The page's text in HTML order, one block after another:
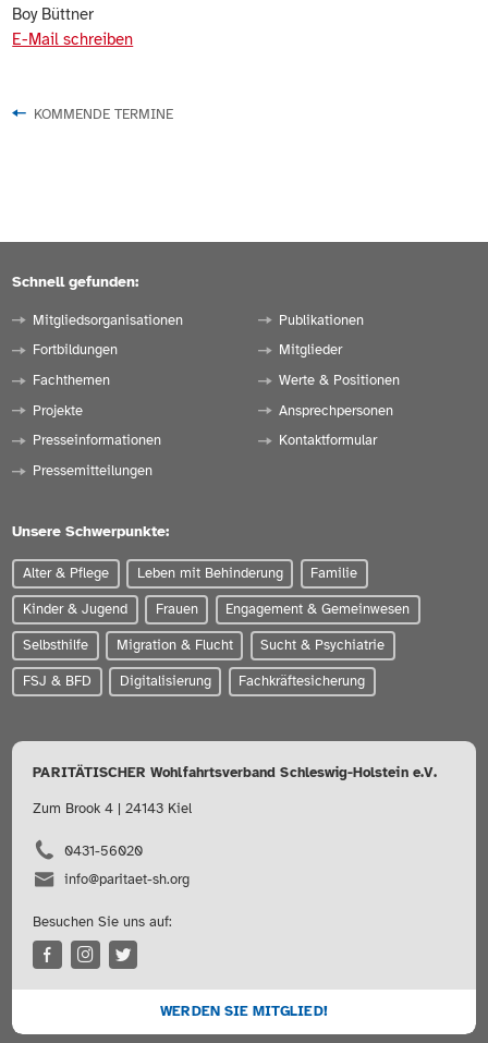
Boy Büttner
E-Mail schreiben
KOMMENDE TERMINE
Schnell gefunden:
Mitgliedsorganisationen
Fortbildungen
Fachthemen
Projekte
Presseinformationen
Pressemitteilungen
Publikationen
Mitglieder
Werte & Positionen
Ansprechpersonen
Kontaktformular
Unsere Schwerpunkte:
Alter & Pflege Leben mit Behinderung Familie
Kinder & Jugend Frauen Engagement & Gemeinwesen
Selbsthilfe Migration & Flucht Sucht & Psychiatrie
FSJ & BFD Digitalisierung Fachkräftesicherung
PARITÄTISCHER Wohlfahrtsverband Schleswig-Holstein e.V.
Zum Brook 4 | 24143 Kiel
0431-56020
info@paritaet-sh.org
Besuchen Sie uns auf:
WERDEN SIE MITGLIED!